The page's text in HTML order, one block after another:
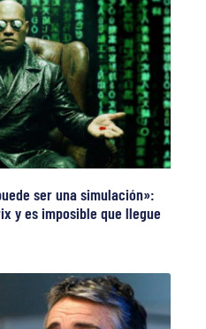
ser una simulación»:
y es imposible que llegue